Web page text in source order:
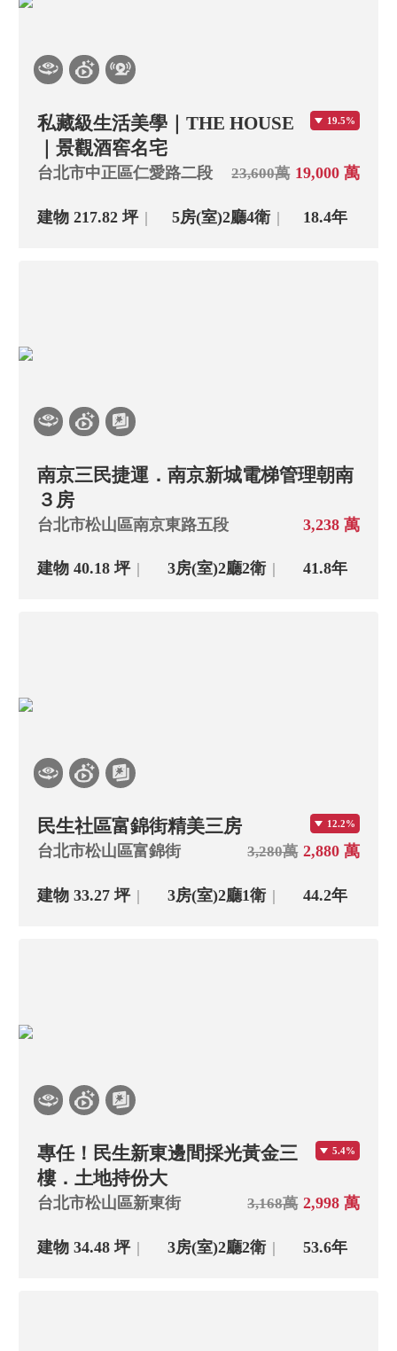
私藏級生活美學｜THE HOUSE
｜景觀酒窖名宅
19.5%
台北市中正區仁愛路二段 23,600萬 19,000 萬
建物 217.82 坪 5房(室)2廳4衛 18.4年
南京三民捷運．南京新城電梯管理朝南
３房
台北市松山區南京東路五段 3,238 萬
建物 40.18 坪 3房(室)2廳2衛 41.8年
民生社區富錦街精美三房 12.2%
台北市松山區富錦街 3,280萬 2,880 萬
建物 33.27 坪 3房(室)2廳1衛 44.2年
專任！民生新東邊間採光黃金三
樓．土地持份大
5.4%
台北市松山區新東街 3,168萬 2,998 萬
建物 34.48 坪 3房(室)2廳2衛 53.6年